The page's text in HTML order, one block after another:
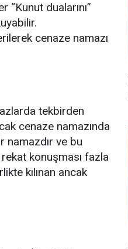
dualarını”
cenaze namazı
tekbirden
cenaze namazında
namazdır ve bu
konuşması fazla
kılınan ancak